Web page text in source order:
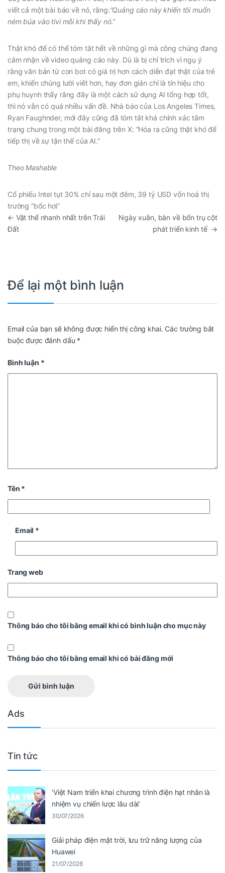
viết cả một bài báo về nó, rằng:“Quảng cáo này khiến tôi muốn
ném búa vào tivi mỗi khi thấy nó.”
Thật khó để có thể tóm tắt hết về những gì mà công chúng đang
cảm nhận về video quảng cáo này. Dù là bị chỉ trích vì ngụ ý
rằng văn bản từ con bot có giá trị hơn cách diễn đạt thật của trẻ
em, khiến chúng lười viết hơn, hay đơn giản chỉ là tín hiệu cho
phụ huynh thấy rằng đây là một cách sử dụng AI tổng hợp tốt,
thì nó vẫn có quá nhiều vấn đề. Nhà báo của Los Angeles Times,
Ryan Faughnder, mới đây cũng đã tóm tắt khá chính xác tâm
trạng chung trong một bài đăng trên X: “Hóa ra cũng thật khó để
tiếp thị về sự tận thế của AI.”
Theo Mashable
Cổ phiếu Intel tụt 30% chỉ sau một đêm, 39 tỷ USD vốn hoá thị
trường “bốc hơi”
← Vật thể nhanh nhất trên Trái
Đất
Ngày xuân, bàn về bốn trụ cột
phát triển kinh tế →
Để lại một bình luận
Email của bạn sẽ không được hiển thị công khai. Các trường bắt
buộc được đánh dấu *
Bình luận *
Tên *
Email *
Trang web
Thông báo cho tôi bằng email khi có bình luận cho mục này
Thông báo cho tôi bằng email khi có bài đăng mới
Ads
Tin tức
‘Việt Nam triển khai chương trình điện hạt nhân là
nhiệm vụ chiến lược lâu dài’
30/07/2026
Giải pháp điện mặt trời, lưu trữ năng lượng của
Huawei
21/07/2026